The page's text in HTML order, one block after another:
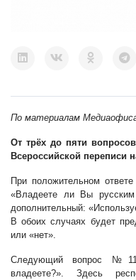
По материалам Медиаофиса
От трёх до пяти
Всероссийской переписи
При положительном
«Владеете ли Вы русским
дополнительный:
В обоих случаях будет
или «нет».
Следующий вопрос
владеете?». Здесь